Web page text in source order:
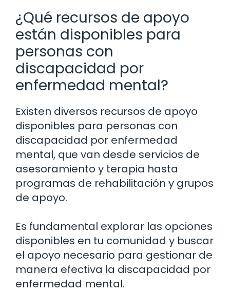
¿Qué recursos de apoyo
están disponibles para
personas con
discapacidad por
enfermedad mental?
Existen diversos recursos de apoyo
disponibles para personas con
discapacidad por enfermedad
mental, que van desde servicios de
asesoramiento y terapia hasta
programas de rehabilitación y grupos
de apoyo.
Es fundamental explorar las opciones
disponibles en tu comunidad y buscar
el apoyo necesario para gestionar de
manera efectiva la discapacidad por
enfermedad mental.